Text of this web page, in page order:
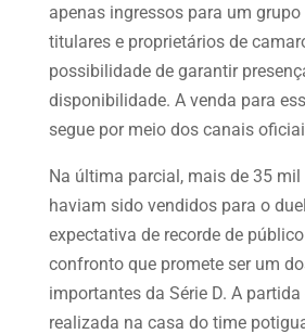
apenas ingressos para um
titulares e proprietários de
possibilidade de garantir
disponibilidade. A venda para
segue por meio dos canais
Na última parcial, mais de 35 mil
haviam sido vendidos para o
expectativa de recorde de
confronto que promete ser um
importantes da Série D. A
realizada na casa do time